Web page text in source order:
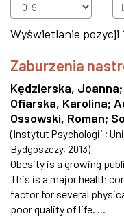
Wyświetlanie pozycji
Zaburzenia
Kędzierska, Joanna;
Ofiarska, Karolina;
Ossowski, Roman;
(Instytut Psychologii ;
Bydgoszczy, 2013)
Obesity is a growing
This is a major health
factor for several
poor quality of life. ...